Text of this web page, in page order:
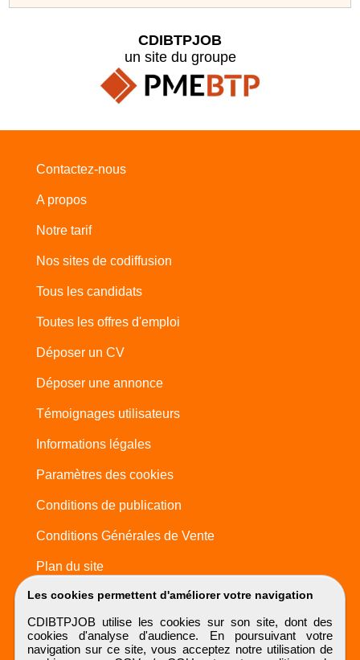
Les cookies permettent d'améliorer votre navigation
CDIBTPJOB utilise les cookies sur son site, dont des
cookies d'analyse d'audience. En poursuivant votre
navigation sur ce site, vous acceptez notre utilisation de
CDIBTPJOB
un site du groupe
Contactez-nous
A propos
Notre tarif
Nos sites de codiffusion
Tous les candidats
Toutes les offres d'emploi
Déposer un CV
Déposer une annonce
Témoignages utilisateurs
Informations légales
Paramètres des cookies
Conditions de publication
Conditions Générales de Vente
Plan du site